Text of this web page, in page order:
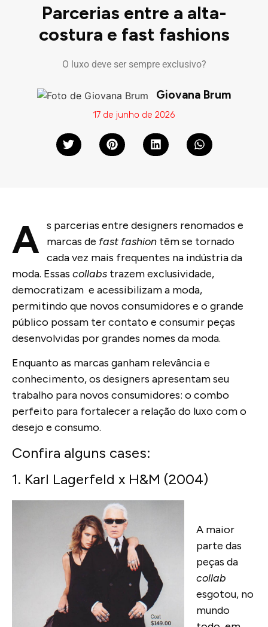
Parcerias entre a alta-
costura e fast fashions
O luxo deve ser sempre exclusivo?
Giovana Brum
17 de junho de 2026
A s parcerias entre designers renomados e
marcas de fast fashion têm se tornado
cada vez mais frequentes na indústria da
moda. Essas collabs trazem exclusividade,
democratizam e acessibilizam a moda,
permitindo que novos consumidores e o grande
público possam ter contato e consumir peças
desenvolvidas por grandes nomes da moda.
Enquanto as marcas ganham relevância e
conhecimento, os designers apresentam seu
trabalho para novos consumidores: o combo
perfeito para fortalecer a relação do luxo com o
desejo e consumo.
Confira alguns cases:
1. Karl Lagerfeld x H&M (2004)
A maior
parte das
peças da
collab
esgotou, no
mundo